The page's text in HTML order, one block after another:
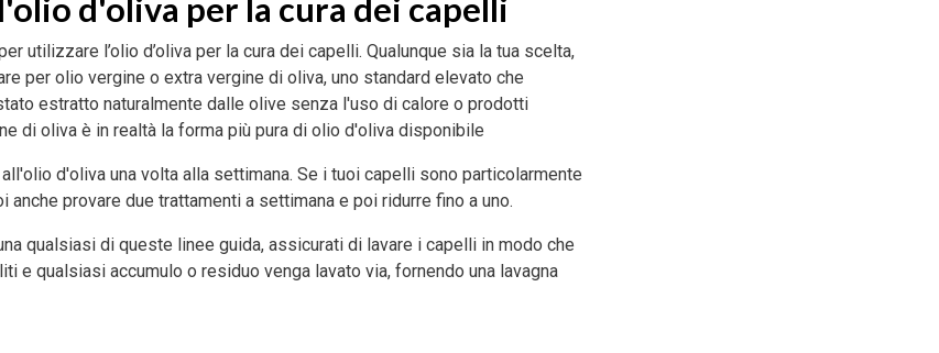
d'oliva per la cura dei capelli
utilizzare l’olio d’oliva per la cura dei capelli. Qualunque sia la tua scelta,
per olio vergine o extra vergine di oliva, uno standard elevato che
estratto naturalmente dalle olive senza l'uso di calore o prodotti
di oliva è in realtà la forma più pura di olio d'oliva disponibile
d'oliva una volta alla settimana. Se i tuoi capelli sono particolarmente
anche provare due trattamenti a settimana e poi ridurre fino a uno.
qualsiasi di queste linee guida, assicurati di lavare i capelli in modo che
e qualsiasi accumulo o residuo venga lavato via, fornendo una lavagna